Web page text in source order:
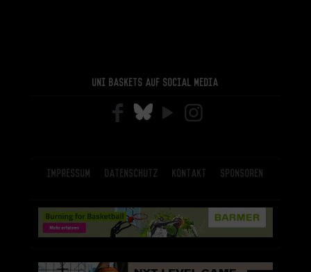
Uni Baskets auf Social Media
Impressum Datenschutz Kontakt Sponsoren